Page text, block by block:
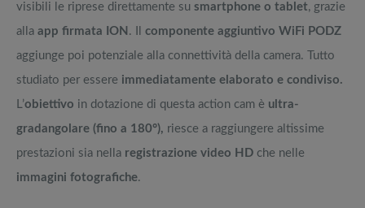
visibili le riprese direttamente su smartphone o tablet, grazie
alla app firmata ION . Il componente aggiuntivo WiFi PODZ
aggiunge poi potenziale alla connettività della camera. Tutto
studiato per essere immediatamente elaborato e condiviso.
L’obiettivo in dotazione di questa action cam è ultra-
gradangolare (fino a 180°), riesce a raggiungere altissime
prestazioni sia nella registrazione video HD che nelle
immagini fotografiche.